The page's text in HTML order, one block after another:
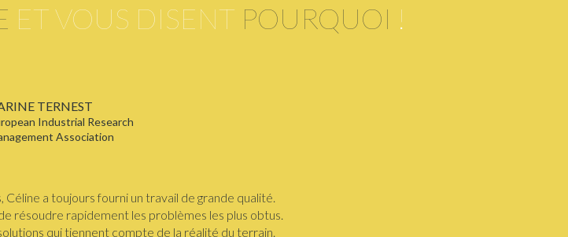
ET VOUS DISENT POURQUOI !
TERNEST
Industrial Research
Association
a toujours fourni un travail de grande qualité.
résoudre rapidement les problèmes les plus obtus.
qui tiennent compte de la réalité du terrain.